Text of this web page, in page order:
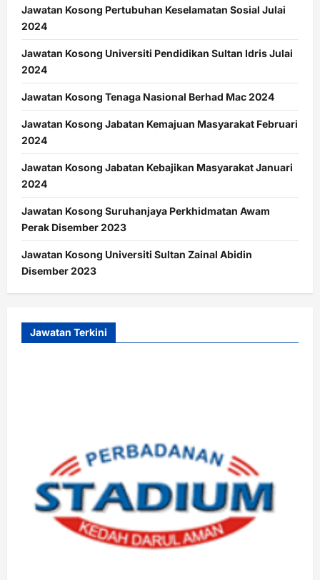
Jawatan Kosong Pertubuhan Keselamatan Sosial Julai
2024
Jawatan Kosong Universiti Pendidikan Sultan Idris Julai
2024
Jawatan Kosong Tenaga Nasional Berhad Mac 2024
Jawatan Kosong Jabatan Kemajuan Masyarakat Februari
2024
Jawatan Kosong Jabatan Kebajikan Masyarakat Januari
2024
Jawatan Kosong Suruhanjaya Perkhidmatan Awam
Perak Disember 2023
Jawatan Kosong Universiti Sultan Zainal Abidin
Disember 2023
Jawatan Terkini